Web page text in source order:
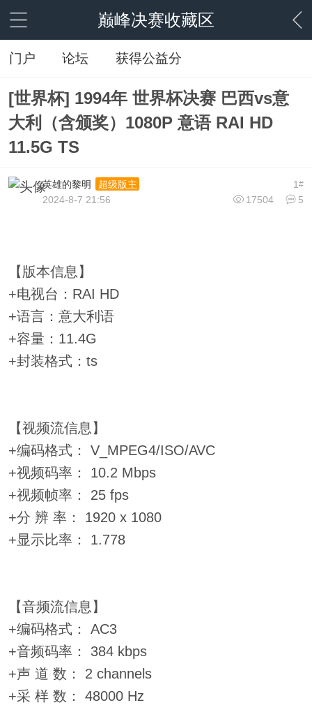
巅峰决赛收藏区
门户 论坛 获得公益分
[世界杯] 1994年 世界杯决赛 巴西vs意
大利（含颁奖）1080P 意语 RAI HD
11.5G TS
1#
英雄的黎明
超级版主
17504
5
2024-8-7 21:56
【版本信息】
+电视台：RAI HD
+语言：意大利语
+容量：11.4G
+封装格式：ts
【视频流信息】
+编码格式： V_MPEG4/ISO/AVC
+视频码率： 10.2 Mbps
+视频帧率： 25 fps
+分 辨 率： 1920 x 1080
+显示比率： 1.778
【音频流信息】
+编码格式： AC3
+音频码率： 384 kbps
+声 道 数： 2 channels
+采 样 数： 48000 Hz